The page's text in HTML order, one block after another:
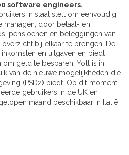
software engineers.
in staat stelt om eenvoudig
managen, door betaal- en
pensioenen en beleggingen van
bij elkaar te brengen. De
en uitgaven en biedt
geld te besparen. Yolt is in
van de nieuwe mogelijkheden die
(PSD2) biedt. Op dit moment
gebruikers in de UK en
maand beschikbaar in Italië